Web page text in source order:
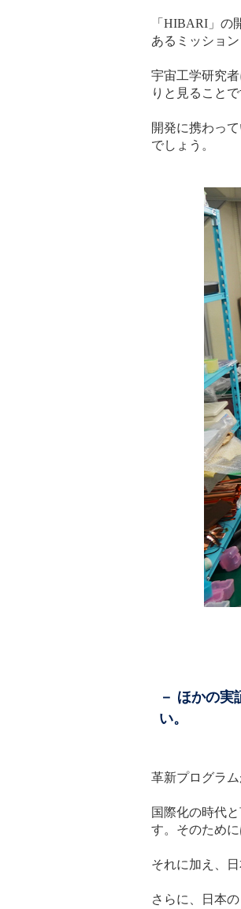
「HIBARI」
あるミッショ
宇宙工学研究
りと見ることで
開発に携わっ
でしょう。
－ ほかの
い。
革新プログラ
国際化の時代
す。そのため
それに加え、
さらに、日本